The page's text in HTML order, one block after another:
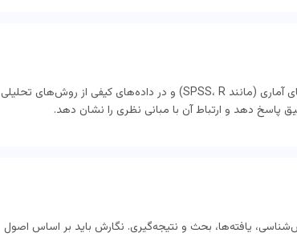
پس از جمع‌آوری، نوبت به تحلیل داده‌ها می‌رسد. در داده‌های کمی از نرم‌افزارهای آماری (مانند SPSS، R) و در داده‌های کیفی از روش‌های تحلیلی
پاسخ دهد و ارتباط آن با مبانی نظری را نشان دهد.
یافته‌ها، بحث و نتیجه‌گیری. نگارش باید بر اساس اصول